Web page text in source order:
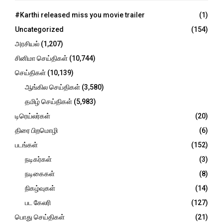
o
:
#Karthi released miss you movie trailer
(1)
Uncategorized
(154)
அரசியல் (1,207)
சினிமா செய்திகள் (10,744)
செய்திகள் (10,139)
ஆங்கில செய்திகள் (3,580)
தமிழ் செய்திகள் (5,983)
டிரெய்லர்கள்
(20)
திரை பிறமொழி
(6)
படங்கள்
(152)
நடிகர்கள்
(3)
நடிகைகள்
(8)
நிகழ்வுகள்
(14)
பட கேலரி
(127)
பொது செய்திகள்
(21)